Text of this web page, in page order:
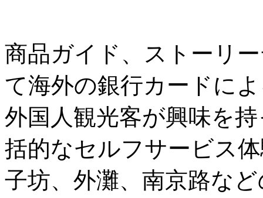
商品ガイド、ストーリ
て海外の銀行カードに
外国人観光客が興味を
括的なセルフサービス
子坊、外灘、南京路な